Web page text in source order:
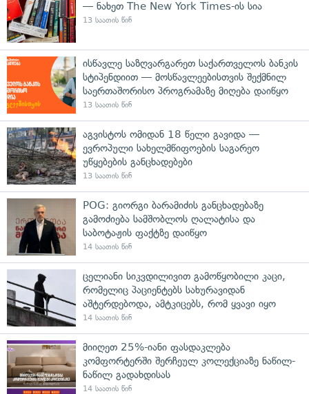
— ნახეთ The New York Times-ის სია
13 საათის წინ
ისწავლე საზღვარგარეთ საქართველოს ბანკის
სტიპენდიით — მოსწავლეებისთვის შექმნილ
საერთაშორისო პროგრამაზე მიღება დაიწყო
13 საათის წინ
აგვისტოს ომიდან 18 წელი გავიდა —
ევროპული სახელმწიფოების საგარეო
უწყებების განცხადებები
13 საათის წინ
POG: გიორგი ბარამიძის განცხადებაზე
გამოძიება სამშობლოს ღალატისა და
საბოტაჟის ფაქტზე დაიწყო
14 საათის წინ
ცელიანი სიკვდილივით გამოწყობილი კაცი,
რომელიც პაციენტებს სახურავიდან
აშტერდებოდა, ამტკიცებს, რომ ყვავი იყო
14 საათის წინ
მიიღეთ 25%-იანი ფასდაკლება
კომფორტერში შერჩეულ კოლექციაზე ნაწილ-
ნაწილ გადახდისას
14 საათის წინ